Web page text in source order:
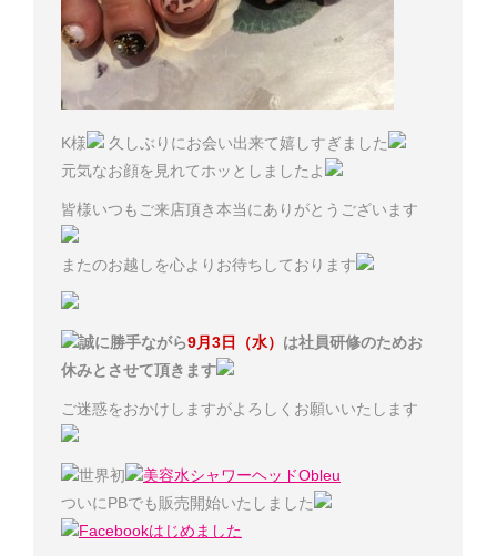
K様
久しぶりにお会い出来て嬉しすぎました
元気なお顔を見れてホッとしましたよ
皆様いつもご来店頂き本当にありがとうございます
またのお越しを心よりお待ちしております
誠に勝手ながら9月3日（水） は社員研修のためお
休みとさせて頂きます
ご迷惑をおかけしますがよろしくお願いいたします
世界初
美容水シャワーヘッドObleu
ついにPBでも販売開始いたしました
Facebookはじめました